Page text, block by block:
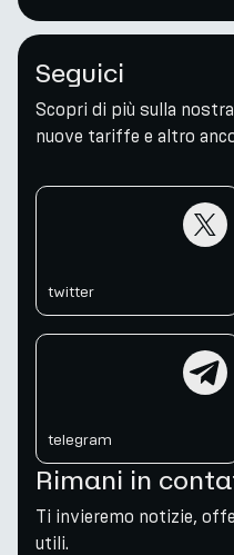
Seguici
Scopri di più sulla
nuove tariffe e altro
twitter
telegram
Rimani in
Ti invieremo notizie,
utili.